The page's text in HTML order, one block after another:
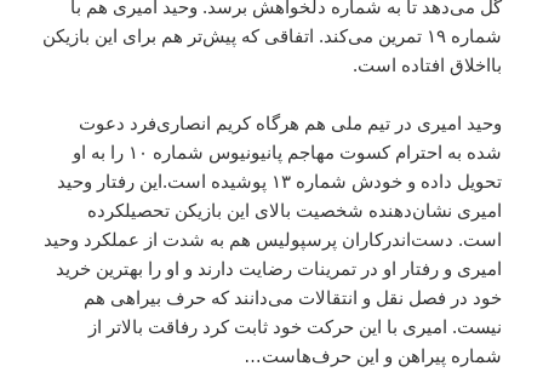
گل می‌دهد تا به شماره دلخواهش برسد. وحید امیری هم با
شماره ۱۹ تمرین می‌کند. اتفاقی که پیش‌تر هم برای این بازیکن
بااخلاق افتاده است.
وحید امیری در تیم ملی هم هرگاه کریم انصاری‌فرد دعوت
شده به احترام کسوت مهاجم پانیونیوس شماره ۱۰ را به او
تحویل داده و خودش شماره ۱۳ پوشیده است.این رفتار وحید
امیری نشان‌دهنده شخصیت بالای این بازیکن تحصیلکرده
است. دست‌اندرکاران پرسپولیس هم به شدت از عملکرد وحید
امیری و رفتار او در تمرینات رضایت دارند و او را بهترین خرید
خود در فصل نقل و انتقالات می‌دانند که حرف بیراهی هم
نیست. امیری با این حرکت خود ثابت کرد رفاقت بالاتر از
شماره پیراهن و این حرف‌هاست…